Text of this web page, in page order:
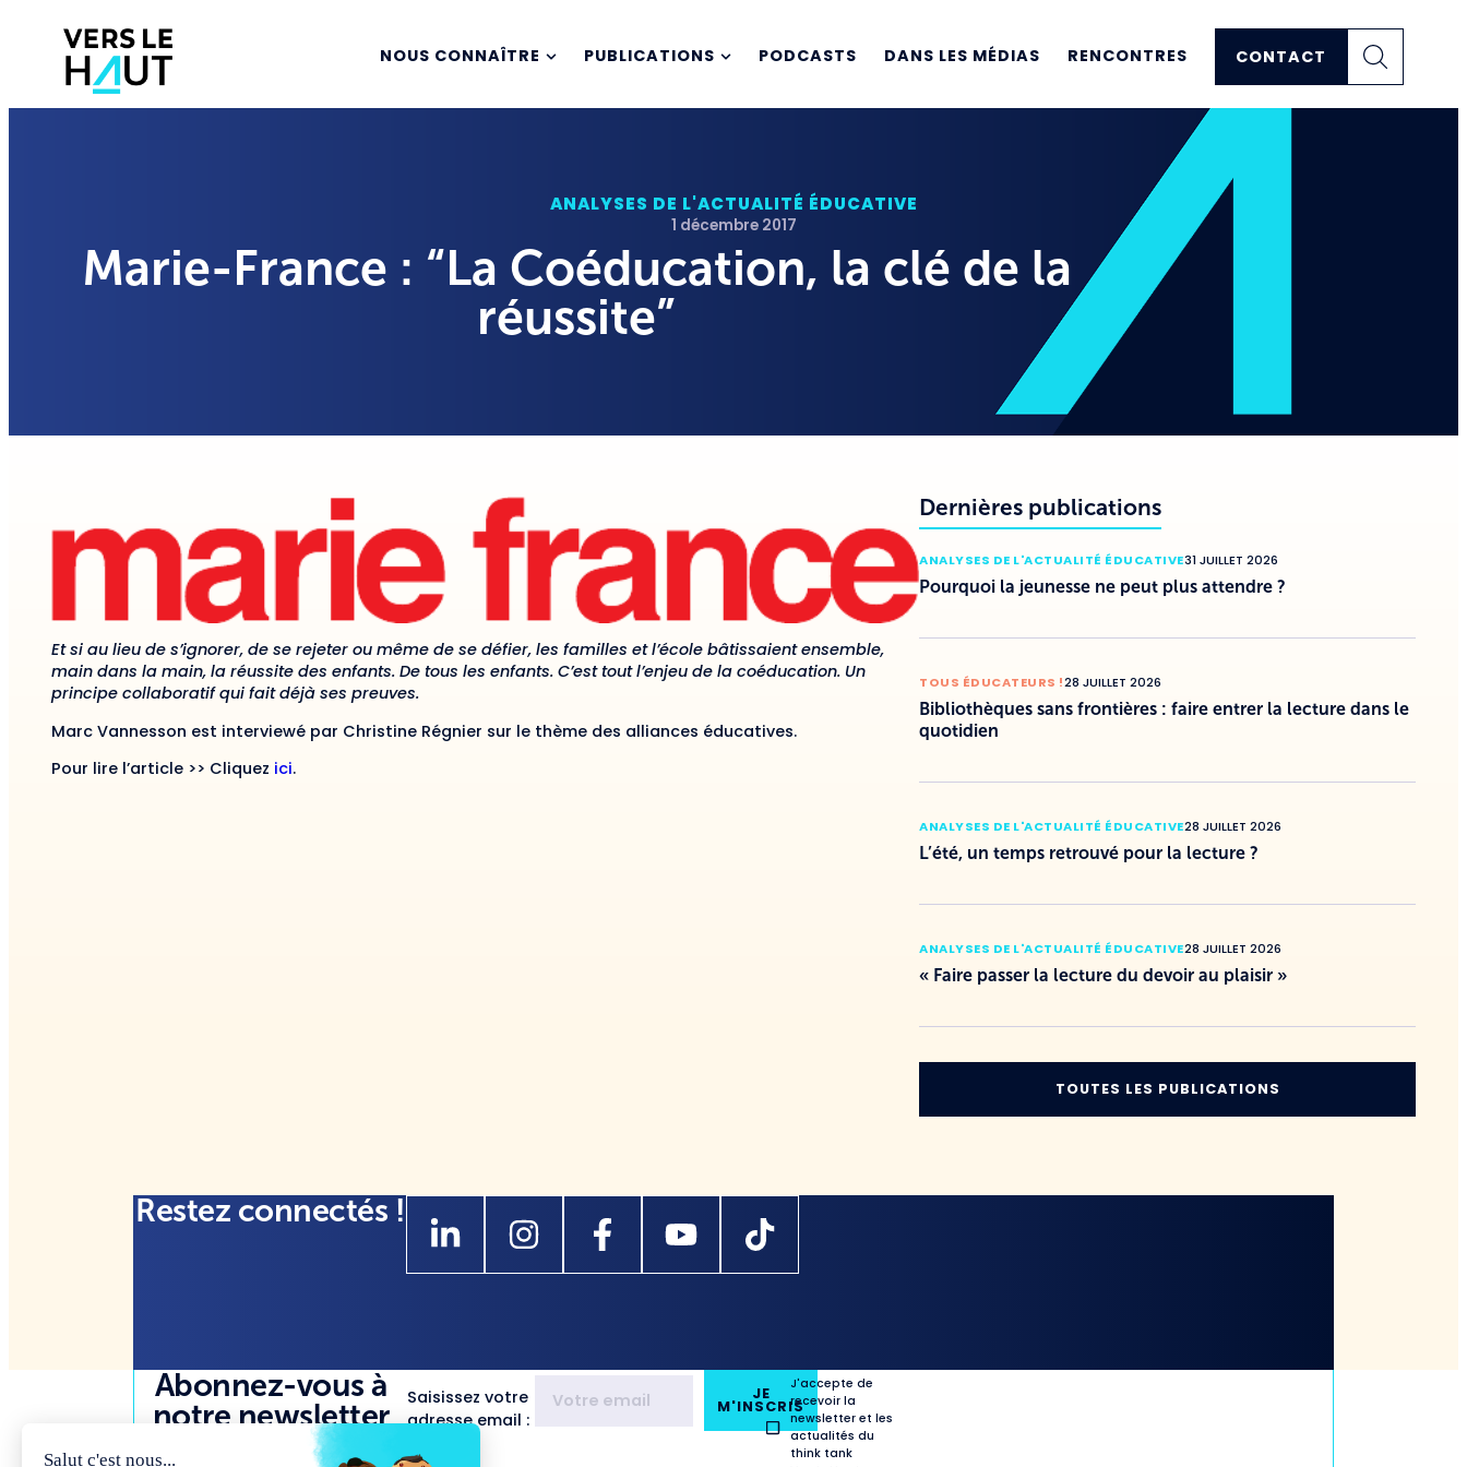
NOUS CONNAÎTRE PUBLICATIONS PODCASTS DANS LES MÉDIAS RENCONTRES CONTACT
ANALYSES DE L'ACTUALITÉ ÉDUCATIVE
1 décembre 2017
Marie-France : “La Coéducation, la clé de la
réussite”
Et si au lieu de s’ignorer, de se rejeter ou même de se défier, les familles et l’école bâtissaient ensemble,
main dans la main, la réussite des enfants. De tous les enfants. C’est tout l’enjeu de la coéducation. Un
principe collaboratif qui fait déjà ses preuves.
Marc Vannesson est interviewé par Christine Régnier sur le thème des alliances éducatives.
Pour lire l’article >> Cliquez ici.
Dernières publications
ANALYSES DE L'ACTUALITÉ ÉDUCATIVE31 JUILLET 2026
Pourquoi la jeunesse ne peut plus attendre ?
TOUS ÉDUCATEURS !28 JUILLET 2026
Bibliothèques sans frontières : faire entrer la lecture dans le
quotidien
ANALYSES DE L'ACTUALITÉ ÉDUCATIVE28 JUILLET 2026
L’été, un temps retrouvé pour la lecture ?
ANALYSES DE L'ACTUALITÉ ÉDUCATIVE28 JUILLET 2026
« Faire passer la lecture du devoir au plaisir »
TOUTES LES PUBLICATIONS
Restez connectés !
Abonnez-vous à
notre newsletter
Saisissez votre
adresse email :
JE
M'INSCRIS
J'accepte de
recevoir la
newsletter et les
actualités du
think tank